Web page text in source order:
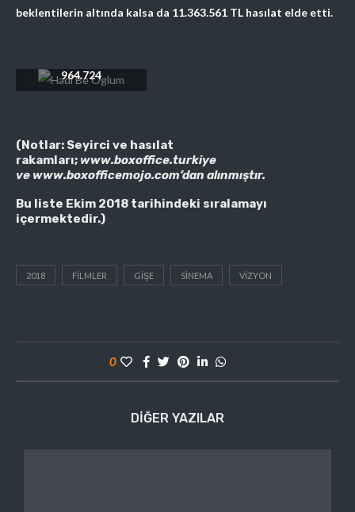
beklentilerin altında kalsa da 11.363.561 TL hasılat elde etti.
964.724
(Notlar: Seyirci ve hasılat
rakamları; www.boxoffice.turkiye
ve www.boxofficemojo.com’dan alınmıştır.
Bu liste Ekim 2018 tarihindeki sıralamayı
içermektedir.)
2018 FILMLER GIŞE SINEMA VIZYON
0
DIĞER YAZILAR